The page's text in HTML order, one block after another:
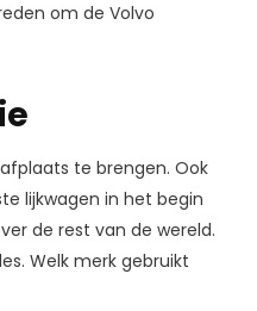
om de Volvo
te brengen. Ook
lijkwagen in het begin
de rest van de wereld.
Welk merk gebruikt